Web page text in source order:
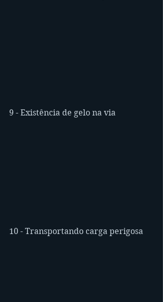
9 - Existência de gelo na via
10 - Transportando carga perigosa